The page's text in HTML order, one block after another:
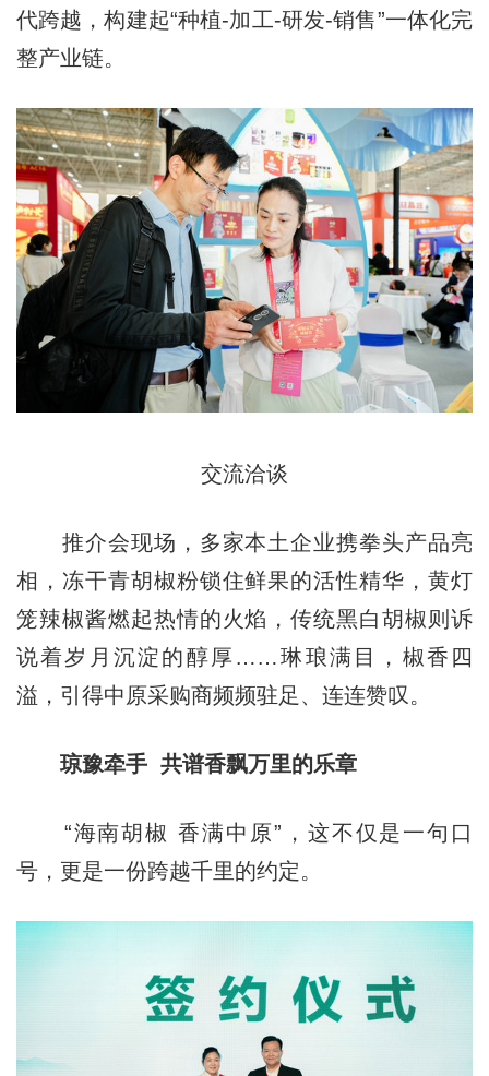
代跨越，构建起“种植-加工-研发-销售”一体化完
整产业链。
交流洽谈
推介会现场，多家本土企业携拳头产品亮
相，冻干青胡椒粉锁住鲜果的活性精华，黄灯
笼辣椒酱燃起热情的火焰，传统黑白胡椒则诉
说着岁月沉淀的醇厚……琳琅满目，椒香四
溢，引得中原采购商频频驻足、连连赞叹。
琼豫牵手 共谱香飘万里的乐章
“海南胡椒 香满中原”，这不仅是一句口
号，更是一份跨越千里的约定。